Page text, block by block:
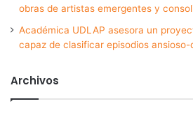
obras de artistas emergentes y
Académica UDLAP asesora un
capaz de clasificar episodios ansioso-
Archivos